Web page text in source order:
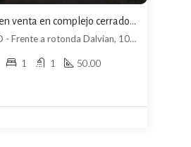
Departamento en venta en complejo cerrado en Las Heras
DEPARTAMENTO - Frente a rotonda Dalvian, 10.ª Sección Residencial Los Cerros, Mendoza
1 1 50.00